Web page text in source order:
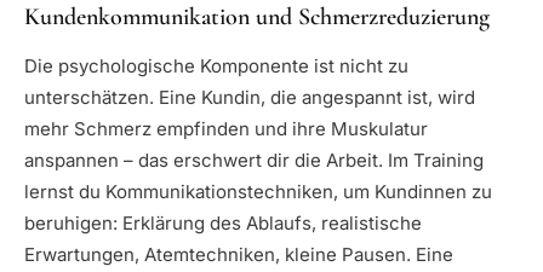
Kundenkommunikation und Schmerzreduzierung
Die psychologische Komponente ist nicht zu
unterschätzen. Eine Kundin, die angespannt ist, wird
mehr Schmerz empfinden und ihre Muskulatur
anspannen – das erschwert dir die Arbeit. Im Training
lernst du Kommunikationstechniken, um Kundinnen zu
beruhigen: Erklärung des Ablaufs, realistische
Erwartungen, Atemtechniken, kleine Pausen. Eine